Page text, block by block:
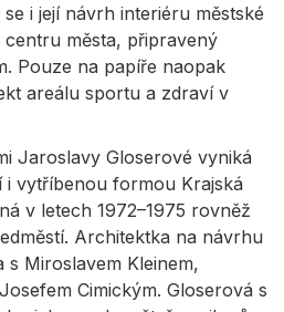
i její návrh interiéru městské
města, připravený
Pouze na papíře naopak
areálu sportu a zdraví v
Jaroslavy Gloserové vyniká
vytříbenou formou Krajská
v letech 1972–1975 rovněž
Architektka na návrhu
Miroslavem Kleinem,
Cimickým. Gloserová s